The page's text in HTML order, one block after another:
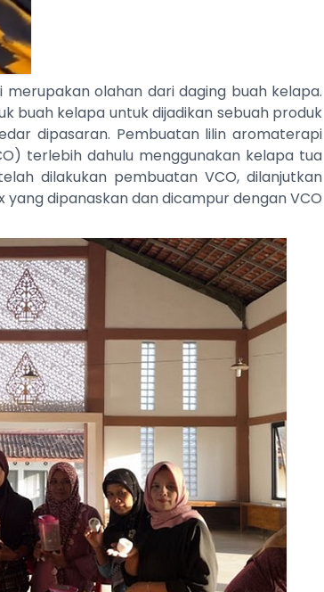
merupakan olahan dari daging buah kelapa.
buah kelapa untuk dijadikan sebuah produk
dipasaran. Pembuatan lilin aromaterapi
terlebih dahulu menggunakan kelapa tua
dilakukan pembuatan VCO, dilanjutkan
dipanaskan dan dicampur dengan VCO